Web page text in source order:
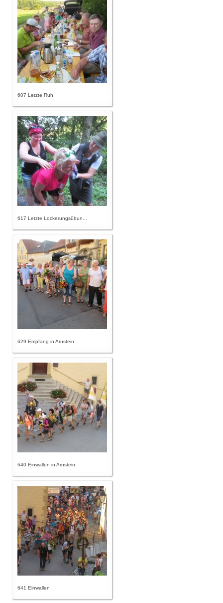
607 Letzte Ruh
617 Letzte Lockerungsübun...
629 Empfang in Arnstein
640 Einwallen in Arnstein
641 Einwallen